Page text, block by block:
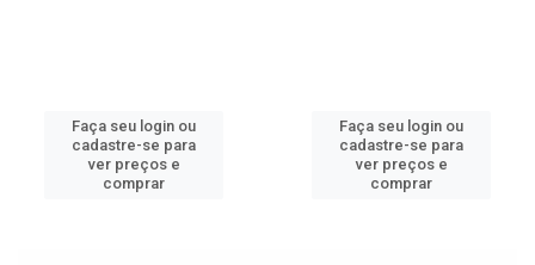
Faça seu login ou
cadastre-se para
ver preços e
comprar
Faça seu login ou
cadastre-se para
ver preços e
comprar